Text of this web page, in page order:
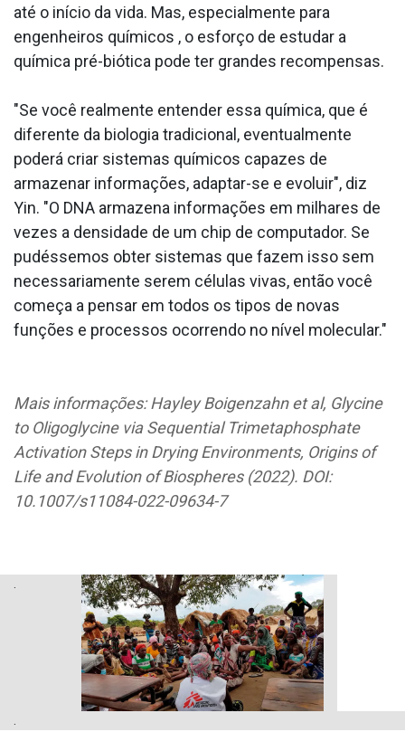
até o início da vida. Mas, especialmente para
engenheiros químicos , o esforço de estudar a
química pré-biótica pode ter grandes recompensas.
"Se você realmente entender essa química, que é
diferente da biologia tradicional, eventualmente
poderá criar sistemas químicos capazes de
armazenar informações, adaptar-se e evoluir", diz
Yin. "O DNA armazena informações em milhares de
vezes a densidade de um chip de computador. Se
pudéssemos obter sistemas que fazem isso sem
necessariamente serem células vivas, então você
começa a pensar em todos os tipos de novas
funções e processos ocorrendo no nível molecular."
Mais informações: Hayley Boigenzahn et al, Glycine
to Oligoglycine via Sequential Trimetaphosphate
Activation Steps in Drying Environments, Origins of
Life and Evolution of Biospheres (2022). DOI:
10.1007/s11084-022-09634-7
.